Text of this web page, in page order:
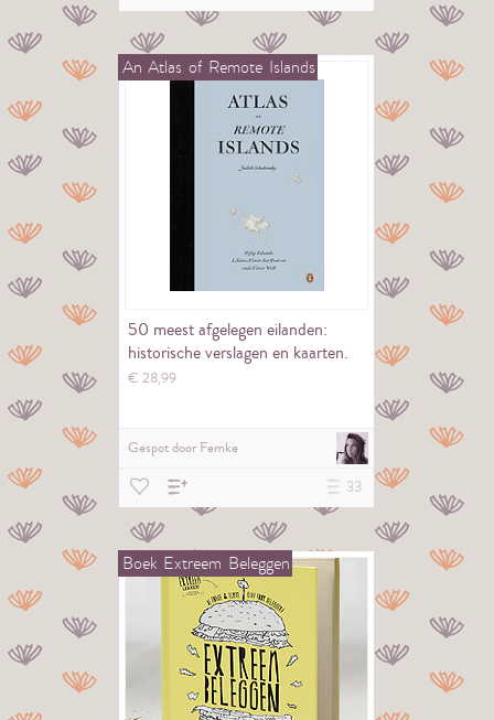
An Atlas of Remote Islands
50 meest afgelegen eilanden:
historische verslagen en kaarten.
€28,99
Gespot door Femke
33
Boek Extreem Beleggen